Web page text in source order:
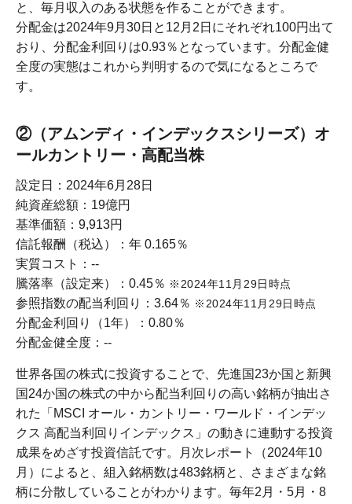
と、毎月収入のある状態を作ることができます。
分配金は2024年9月30日と12月2日にそれぞれ100円出て
おり、分配金利回りは0.93％となっています。分配金健
全度の実態はこれから判明するので気になるところで
す。
②（アムンディ・インデックスシリーズ）オ
ールカントリー・高配当株
設定日：2024年6月28日
純資産総額：19億円
基準価額：9,913円
信託報酬（税込）：年 0.165％
実質コスト：--
騰落率（設定来）：0.45％ ※2024年11月29日時点
参照指数の配当利回り：3.64％ ※2024年11月29日時点
分配金利回り（1年）：0.80％
分配金健全度：--
世界各国の株式に投資することで、先進国23か国と新興
国24か国の株式の中から配当利回りの高い銘柄が抽出さ
れた「MSCI オール・カントリー・ワールド・インデッ
クス 高配当利回りインデックス」の動きに連動する投資
成果をめざす投資信託です。月次レポート（2024年10
月）によると、組入銘柄数は483銘柄と、さまざまな銘
柄に分散していることがわかります。毎年2月・5月・8